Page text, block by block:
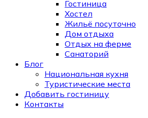
Гостиница
Хостел
Жильё посуточно
Дом отдыха
Отдых на ферме
Санаторий
Блог
Национальная кухня
Туристические места
Добавить гостиницу
Контакты